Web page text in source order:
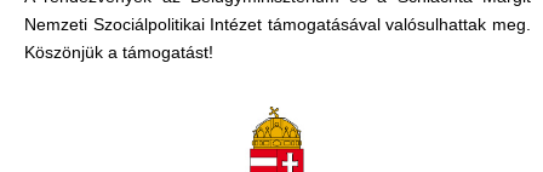
Nemzeti Szociálpolitikai Intézet támogatásával valósulhattak meg.
Köszönjük a támogatást!